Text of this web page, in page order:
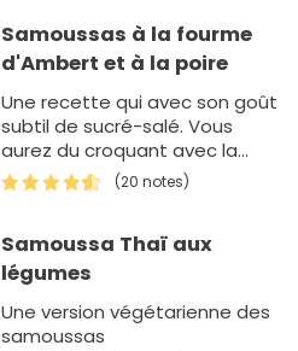
Samoussas à la fourme
d'Ambert et à la poire
Une recette qui avec son goût
subtil de sucré-salé. Vous
aurez du croquant avec la
feuille de brick et du fondant
avec le mélange
(20 notes)
Samoussa Thaï aux
légumes
Une version végétarienne des
samoussas